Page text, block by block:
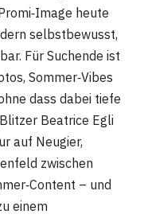
heute
selbstbewusst,
Für Suchende ist
Sommer‑Vibes
dass dabei tiefe
Beatrice Egli
auf Neugier,
zwischen
– und
einem